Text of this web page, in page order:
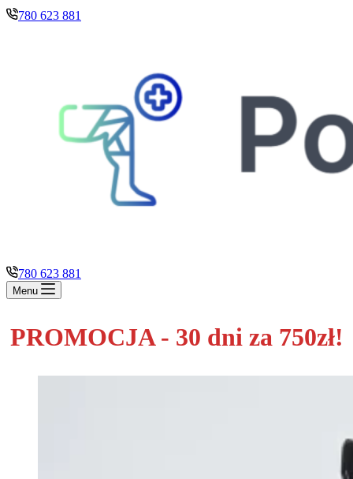
780 623 881
780 623 881
Menu
PROMOCJA - 30 dni za 750zł!